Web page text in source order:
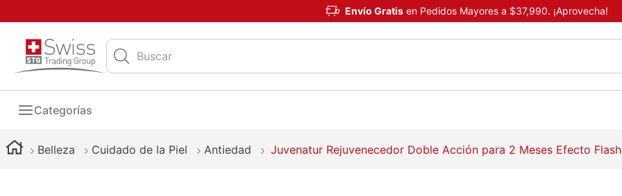
Envío Gratisen Pedidos Mayores a $37,990. ¡Aprovecha!
Buscar
Categorías
Belleza Cuidado de la Piel Antiedad Juvenatur Rejuvenecedor Doble Acción para 2 Meses Efecto